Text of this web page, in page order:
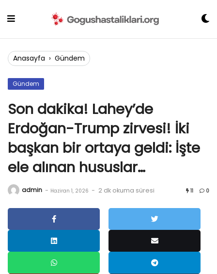
Anasayfa › Gündem
Gündem
Son dakika! Lahey’de
Erdoğan-Trump zirvesi! İki
başkan bir ortaya geldi: İşte
ele alınan hususlar…
admin - Haziran 1, 2026 - 2 dk okuma süresi 11 0